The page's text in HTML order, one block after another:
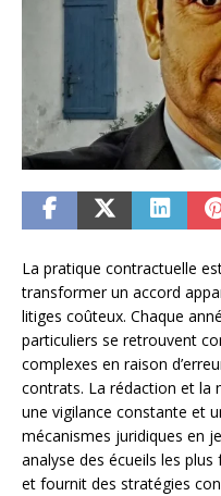
La pratique contractuelle
transformer un accord
litiges coûteux. Chaque
particuliers se retrouvent
complexes en raison
contrats. La rédaction et la
une vigilance constante et
mécanismes juridiques en
analyse des écueils les
et fournit des stratégies